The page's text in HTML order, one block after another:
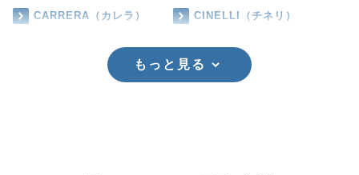
CARRERA（カレラ） CINELLI（チネリ）
もっと見る